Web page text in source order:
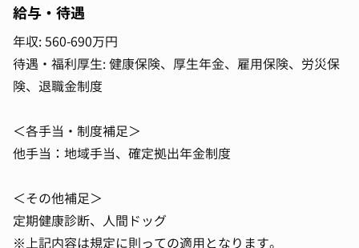
給与・待遇
年収: 560-690万円
待遇・福利厚生: 健康保険、厚生年金、雇用保険、労災保
険、退職金制度
＜各手当・制度補足＞
他手当：地域手当、確定拠出年金制度
＜その他補足＞
定期健康診断、人間ドッグ
※上記内容は規定に則っての適用となります。